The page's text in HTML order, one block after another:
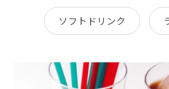
ソフトドリンク